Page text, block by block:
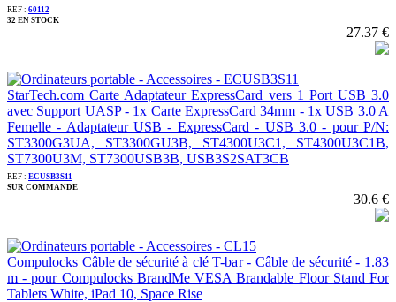
REF : 60112
32 EN STOCK
27.37 €
StarTech.com Carte Adaptateur ExpressCard vers 1 Port USB 3.0
avec Support UASP - 1x Carte ExpressCard 34mm - 1x USB 3.0 A
Femelle - Adaptateur USB - ExpressCard - USB 3.0 - pour P/N:
ST3300G3UA, ST3300GU3B, ST4300U3C1, ST4300U3C1B,
ST7300U3M, ST7300USB3B, USB3S2SAT3CB
REF : ECUSB3S11
SUR COMMANDE
30.6 €
Compulocks Câble de sécurité à clé T-bar - Câble de sécurité - 1.83
m - pour Compulocks BrandMe VESA Brandable Floor Stand For
Tablets White, iPad 10, Space Rise